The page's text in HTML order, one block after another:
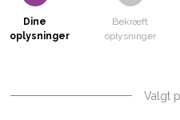
Dine
oplysninger
Bekræft
oplysninger
Valgt